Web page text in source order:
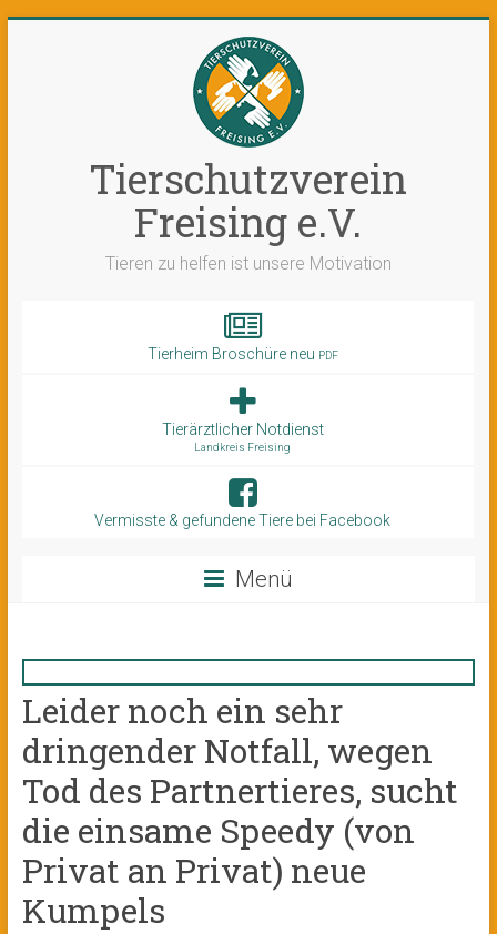
Tierschutzverein
Freising e.V.
Tieren zu helfen ist unsere Motivation
Tierheim Broschüre neu PDF
Tierärztlicher Notdienst
Landkreis Freising
Vermisste & gefundene Tiere bei Facebook
Menü
Leider noch ein sehr
dringender Notfall, wegen
Tod des Partnertieres, sucht
die einsame Speedy (von
Privat an Privat) neue
Kumpels